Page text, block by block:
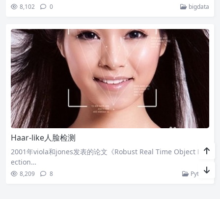
8,102 0 bigdata
Haar-like人脸检测
2001年viola和jones发表的论文《Robust Real Time Object Det
ection…
8,209 8 Python